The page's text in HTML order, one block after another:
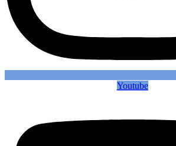
Youtube